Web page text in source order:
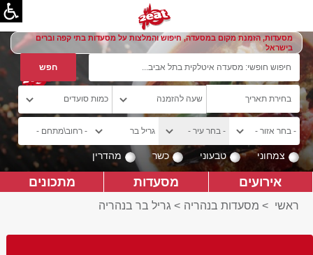
מסעדות, הזמנת מקום במסעדה, חיפוש והמלצות על מסעדות בתי קפה וברים
בישראל
צמחוני טבעוני כשר מהדרין
אירועים מסעדות מתכונים
ראשי > מסעדות בנהריה > גריל בר בנהריה